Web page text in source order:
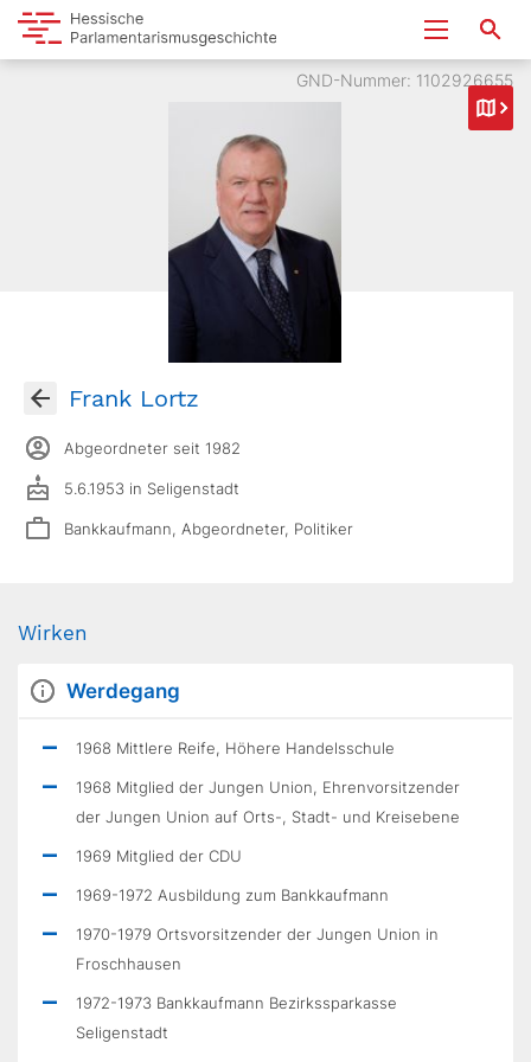
GND-Nummer: 1102926655
Frank Lortz
Abgeordneter seit 1982
5.6.1953 in Seligenstadt
Bankkaufmann, Abgeordneter, Politiker
Wirken
Werdegang
1968 Mittlere Reife, Höhere Handelsschule
1968 Mitglied der Jungen Union, Ehrenvorsitzender
der Jungen Union auf Orts-, Stadt- und Kreisebene
1969 Mitglied der CDU
1969-1972 Ausbildung zum Bankkaufmann
1970-1979 Ortsvorsitzender der Jungen Union in
Froschhausen
1972-1973 Bankkaufmann Bezirkssparkasse
Seligenstadt